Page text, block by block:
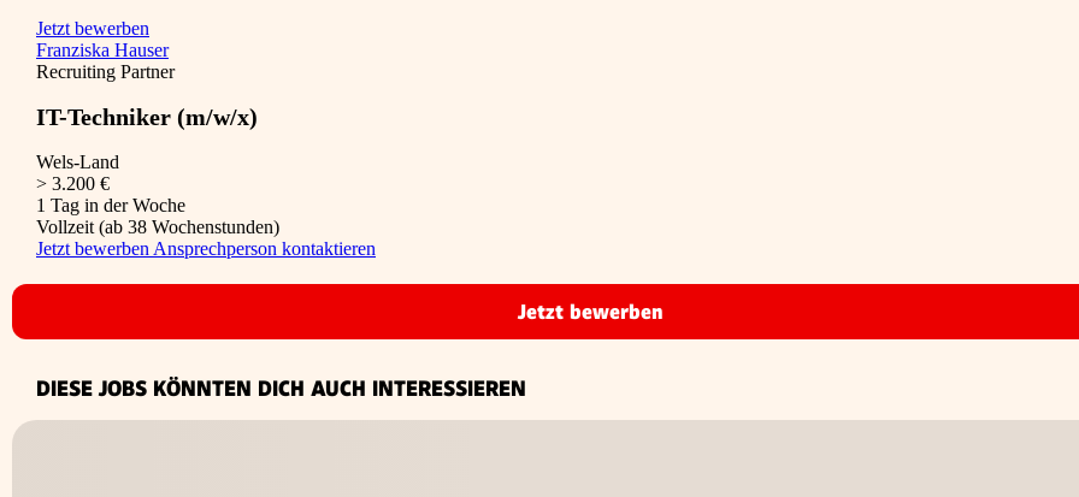
Jetzt bewerben
Franziska Hauser
Recruiting Partner
IT-Techniker (m/w/x)
Wels-Land
> 3.200 €
1 Tag in der Woche
Vollzeit (ab 38 Wochenstunden)
Jetzt bewerben Ansprechperson kontaktieren
Jetzt bewerben
DIESE JOBS KÖNNTEN DICH AUCH INTERESSIEREN